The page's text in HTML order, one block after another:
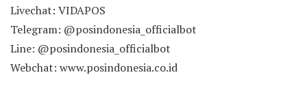
Livechat: VIDAPOS
Telegram: @posindonesia_officialbot
Line: @posindonesia_officialbot
Webchat: www.posindonesia.co.id